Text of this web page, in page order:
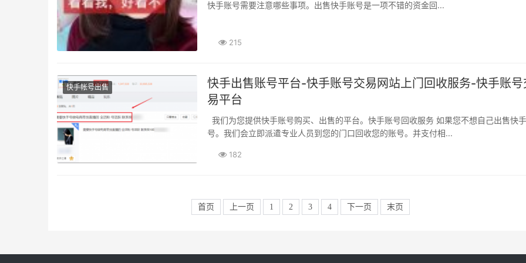
快手账号需要注意哪些事项。出售快手账号是一项不错的资金回...
215
快手帐号出售
快手出售账号平台-快手账号交易网站上门回收服务-快手账号
易平台
号。我们会立即派遣专业人员到您的门口回收您的账号。并支付相...
182
首页 上一页 1 2 3 4 下一页 末页